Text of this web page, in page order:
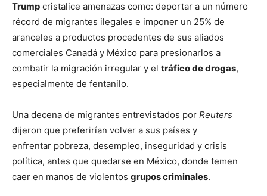
Trump cristalice amenazas como: deportar a un número
récord de migrantes ilegales e imponer un 25% de
aranceles a productos procedentes de sus aliados
comerciales Canadá y México para presionarlos a
combatir la migración irregular y el tráfico de drogas,
especialmente de fentanilo.
Una decena de migrantes entrevistados por Reuters
dijeron que preferirían volver a sus países y
enfrentar pobreza, desempleo, inseguridad y crisis
política, antes que quedarse en México, donde temen
caer en manos de violentos grupos criminales.